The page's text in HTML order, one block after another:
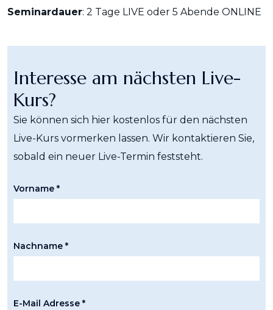
Seminardauer: 2 Tage LIVE oder 5 Abende ONLINE
Interesse am nächsten Live-
Kurs?
Sie können sich hier kostenlos für den nächsten
Live-Kurs vormerken lassen. Wir kontaktieren Sie,
sobald ein neuer Live-Termin feststeht.
Vorname *
Nachname *
E-Mail Adresse *